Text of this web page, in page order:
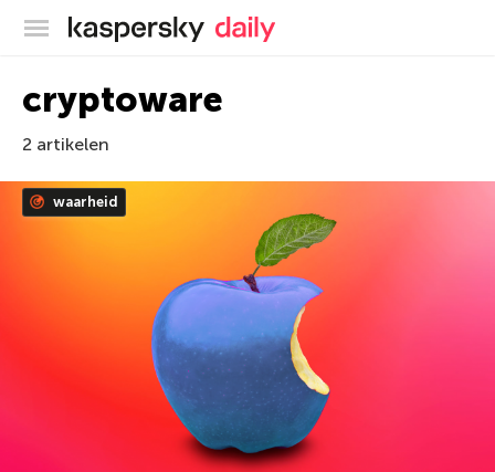
Kaspersky official blog
cryptoware
2 artikelen
waarheid